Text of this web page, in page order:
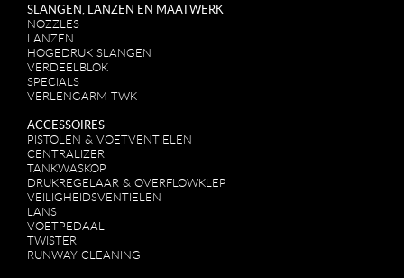
SLANGEN, LANZEN EN MAATWERK
NOZZLES
LANZEN
HOGEDRUK SLANGEN
VERDEELBLOK
SPECIALS
VERLENGARM TWK
ACCESSOIRES
PISTOLEN & VOETVENTIELEN
CENTRALIZER
TANKWASKOP
DRUKREGELAAR & OVERFLOWKLEP
VEILIGHEIDSVENTIELEN
LANS
VOETPEDAAL
TWISTER
RUNWAY CLEANING